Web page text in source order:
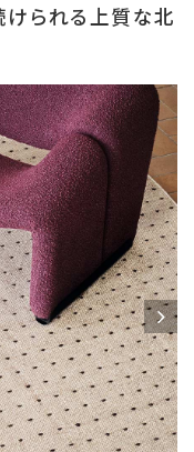
けられる上質な北